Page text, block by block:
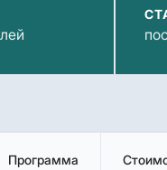
Программа